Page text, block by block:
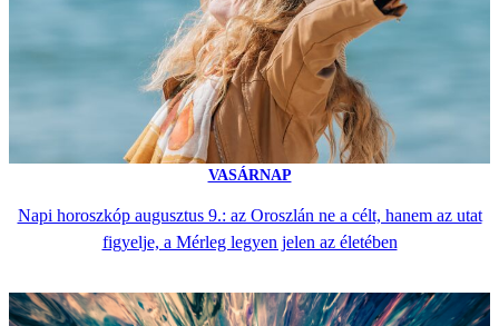
VASÁRNAP
Napi horoszkóp augusztus 9.: az Oroszlán ne a célt, hanem az utat
figyelje, a Mérleg legyen jelen az életében